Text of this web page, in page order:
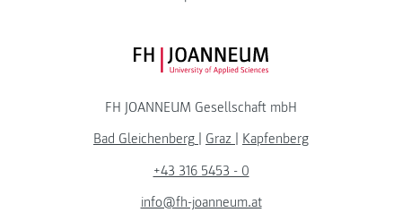
FH JOANNEUM Logo
FH JOANNEUM Gesellschaft mbH
Bad Gleichenberg
Graz
Kapfenberg
+43 316 5453 - 0
info@fh-joanneum.at